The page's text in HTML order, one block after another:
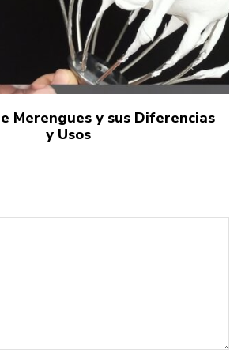
Merengues y sus Diferencias
y Usos